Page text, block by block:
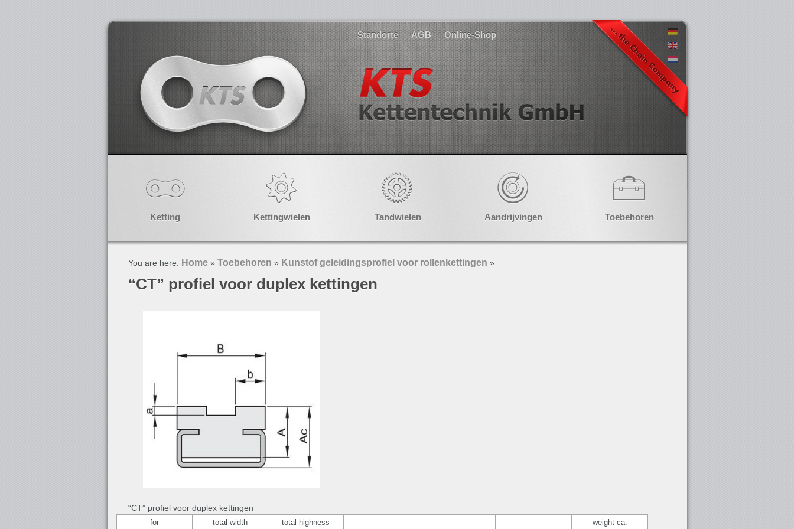
Standorte AGB Online-Shop
Ketting Kettingwielen Tandwielen Aandrijvingen Toebehoren
You are here: Home » Toebehoren » Kunstof geleidingsprofiel voor rollenkettingen »
“CT” profiel voor duplex kettingen
“CT” profiel voor duplex kettingen
for total width total highness weight ca.